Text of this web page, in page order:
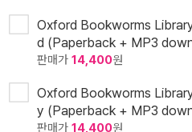
Oxford Bookworms
d (Paperback + MP3
판매가 14,400원
Oxford Bookworms
y (Paperback + MP3
판매가 14,400원